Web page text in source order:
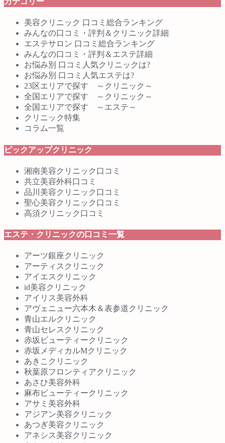
美容クリニック 口コミ総合ランキング
みんなの口コミ・評判＆クリニック詳細
エステサロン 口コミ総合ランキング
みんなの口コミ・評判＆エステ詳細
お悩み別 口コミ人気クリニックは?
お悩み別 口コミ人気エステは?
23区エリアで探す ～クリニック～
全国エリアで探す ～クリニック～
全国エリアで探す ～エステ～
クリニック特集
コラム一覧
ピックアップクリニック
湘南美容クリニック口コミ
共立美容外科口コミ
品川美容クリニック口コミ
聖心美容クリニック口コミ
高須クリニック口コミ
エステ・クリニックの口コミ一覧
アーツ銀座クリニック
アーティスクリニック
アイエスクリニック
id美容クリニック
アイリス美容外科
アヴェニュー六本木＆表参道クリニック
青山エルクリニック
青山セレスクリニック
赤坂ビューティークリニック
赤坂メディカルMクリニック
あきこクリニック
秋葉原フロンティアクリニック
あさひ美容外科
麻布ビューティークリニック
アサミ美容外科
アジアン美容クリニック
あつぎ美容クリニック
アネシス美容クリニック